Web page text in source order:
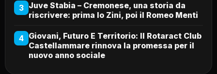
3 Juve Stabia – Cremonese, una storia da
riscrivere: prima lo Zini, poi il Romeo Menti
4 Giovani, Futuro E Territorio: Il Rotaract Club
Castellammare rinnova la promessa per il
nuovo anno sociale